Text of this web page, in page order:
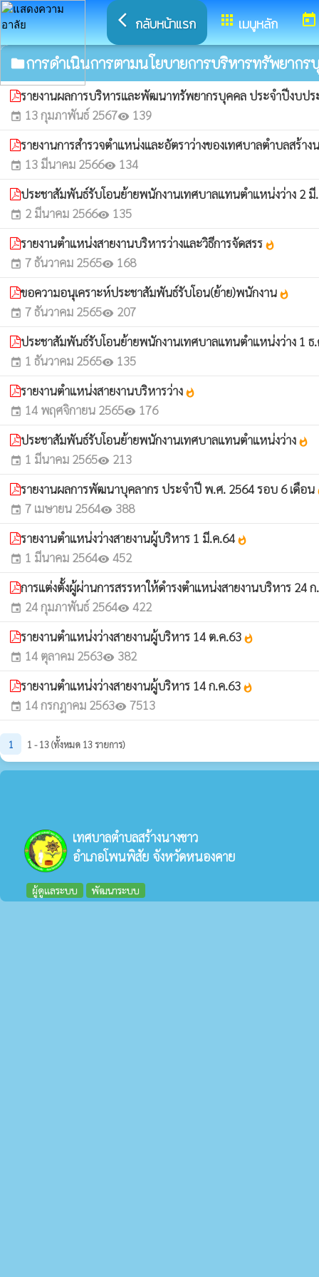
arrow_back_ios กลับหน้าแรก appsเมนูหลัก today
folderการดำเนินการตามนโยบายการบริหารทรัพยากร
รายงานผลการบริหารและพัฒนาทรัพยากรบุคคล ประจำปีงบป
event 13 กุมภาพันธ์ 2567visibility 139
รายงานการสำรวจตำแหน่งและอัตราว่างของเทศบาลตำบลสร้าง
event 13 มีนาคม 2566visibility 134
ประชาสัมพันธ์รับโอนย้ายพนักงานเทศบาลแทนตำแหน่งว่าง 2
event 2 มีนาคม 2566visibility 135
รายงานตำแหน่งสายงานบริหารว่างและวิธีการจัดสรร whatshot
event 7 ธันวาคม 2565visibility 168
ขอความอนุเคราะห์ประชาสัมพันธ์รับโอน(ย้าย)พนักงาน whatshot
event 7 ธันวาคม 2565visibility 207
ประชาสัมพันธ์รับโอนย้ายพนักงานเทศบาลแทนตำแหน่งว่าง 1
event 1 ธันวาคม 2565visibility 135
รายงานตำแหน่งสายงานบริหารว่าง whatshot
event 14 พฤศจิกายน 2565visibility 176
ประชาสัมพันธ์รับโอนย้ายพนักงานเทศบาลแทนตำแหน่งว่าง whatshot
event 1 มีนาคม 2565visibility 213
รายงานผลการพัฒนาบุคลากร ประจําปี พ.ศ. 2564 รอบ 6 เดือน
event 7 เมษายน 2564visibility 388
รายงานตำแหน่งว่างสายงานผู้บริหาร 1 มี.ค.64 whatshot
event 1 มีนาคม 2564visibility 452
การแต่งตั้งผู้ผ่านการสรรหาให้ดำรงตำแหน่งสายงานบริหาร 24
event 24 กุมภาพันธ์ 2564visibility 422
รายงานตำแหน่งว่างสายงานผู้บริหาร 14 ต.ค.63 whatshot
event 14 ตุลาคม 2563visibility 382
รายงานตำแหน่งว่างสายงานผู้บริหาร 14 ก.ค.63 whatshot
event 14 กรกฎาคม 2563visibility 7513
1 1 - 13 (ทั้งหมด 13 รายการ)
เทศบาลตำบลสร้างนางขาว
อำเภอโพนพิสัย จังหวัดหนองคาย
ผู้ดูแลระบบ พัฒนาระบบ